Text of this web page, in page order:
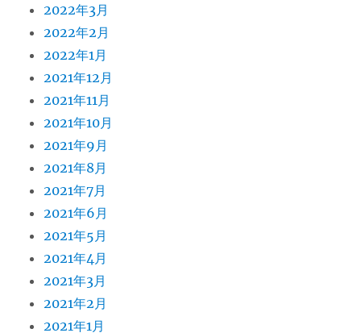
2022年3月
2022年2月
2022年1月
2021年12月
2021年11月
2021年10月
2021年9月
2021年8月
2021年7月
2021年6月
2021年5月
2021年4月
2021年3月
2021年2月
2021年1月